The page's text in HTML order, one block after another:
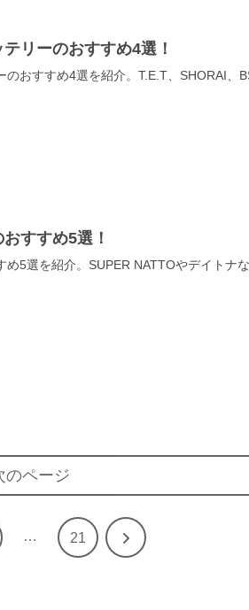
リーのおすすめ4選！
おすすめ4選を紹介。T.E.T、SHORAI
すすめ5選！
5選を紹介。SUPER NATTOやデイトナ
のページ
… 21 次